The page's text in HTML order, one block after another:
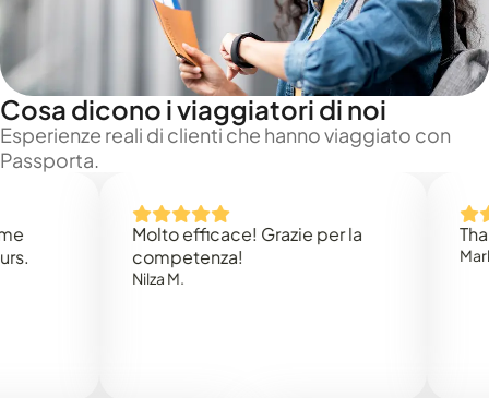
Cosa dicono i viaggiatori di noi
Esperienze reali di clienti che hanno viaggiato con
Passporta.
Molto efficace! Grazie per la
competenza!
Thank
Mark N.